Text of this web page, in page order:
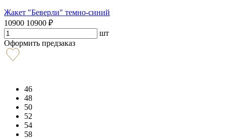
Жакет "Беверли" темно-синий
10900 10900 ₽
шт
Оформить предзаказ
46
48
50
52
54
58